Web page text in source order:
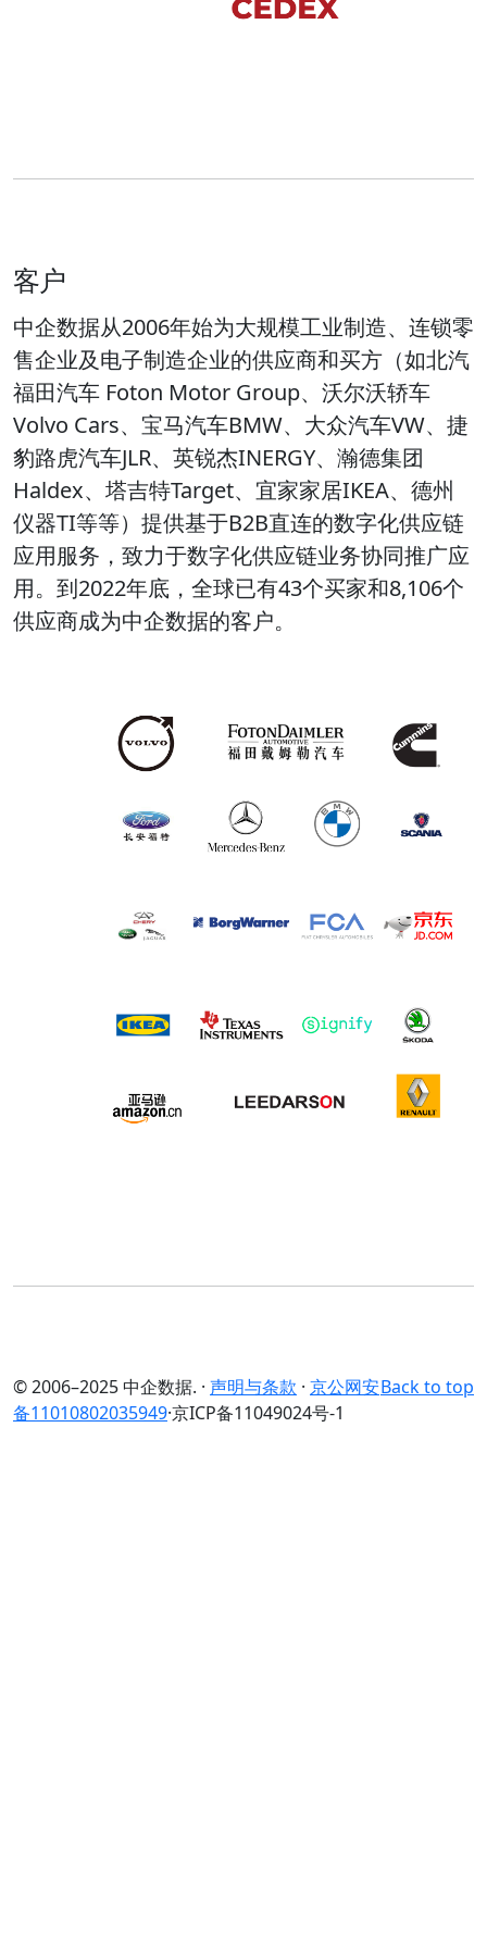
客户
中企数据从2006年始为大规模工业制造、连锁零
售企业及电子制造企业的供应商和买方（如北汽
福田汽车 Foton Motor Group、沃尔沃轿车
Volvo Cars、宝马汽车BMW、大众汽车VW、捷
豹路虎汽车JLR、英锐杰INERGY、瀚德集团
Haldex、塔吉特Target、宜家家居IKEA、德州
仪器TI等等）提供基于B2B直连的数字化供应链
应用服务，致力于数字化供应链业务协同推广应
用。到2022年底，全球已有43个买家和8,106个
供应商成为中企数据的客户。
Back to top
© 2006–2025 中企数据. · 声明与条款 · 京公网安
备11010802035949·京ICP备11049024号-1